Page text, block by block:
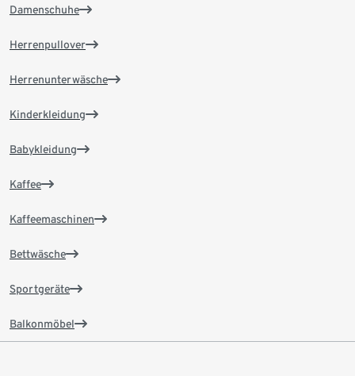
Damenschuhe
Herrenpullover
Herrenunterwäsche
Kinderkleidung
Babykleidung
Kaffee
Kaffeemaschinen
Bettwäsche
Sportgeräte
Balkonmöbel